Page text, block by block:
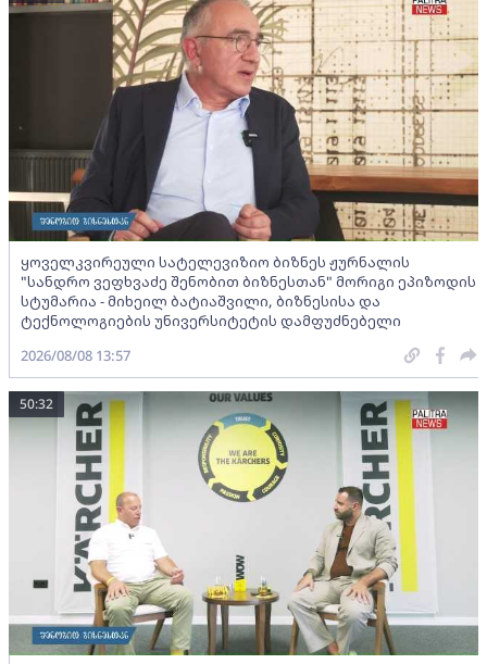
ყოველკვირეული სატელევიზიო ბიზნეს ჟურნალის
"სანდრო ვეფხვაძე შენობით ბიზნესთან" მორიგი ეპიზოდის
სტუმარია - მიხეილ ბატიაშვილი, ბიზნესისა და
ტექნოლოგიების უნივერსიტეტის დამფუძნებელი
2026/08/08 13:57
50:32